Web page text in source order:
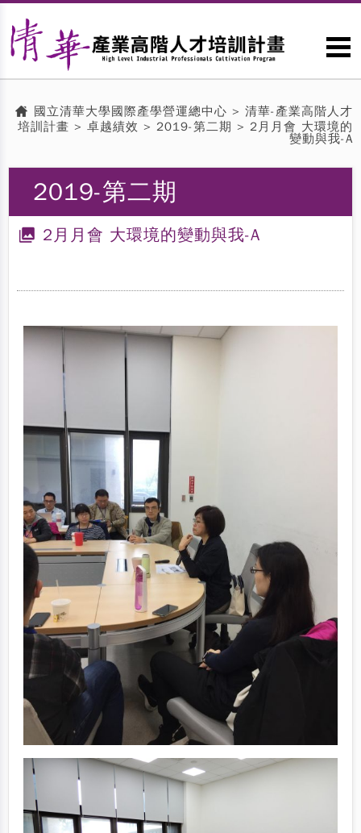
國立清華大學國際產學營運總中心 > 清華-產業高階人才
培訓計畫 > 卓越績效 > 2019-第二期 > 2月月會 大環境的
變動與我-A
2019-第二期
2月月會 大環境的變動與我-A